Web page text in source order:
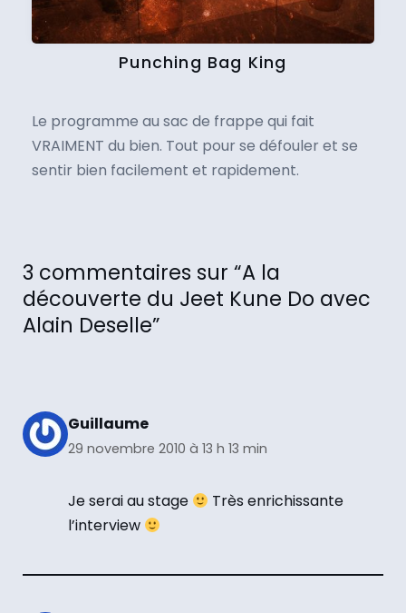
Punching Bag King
Le programme au sac de frappe qui fait
VRAIMENT du bien. Tout pour se défouler et se
sentir bien facilement et rapidement.
3 commentaires sur “A la
découverte du Jeet Kune Do avec
Alain Deselle”
Guillaume
29 novembre 2010 à 13 h 13 min
Je serai au stage
Très enrichissante
l’interview